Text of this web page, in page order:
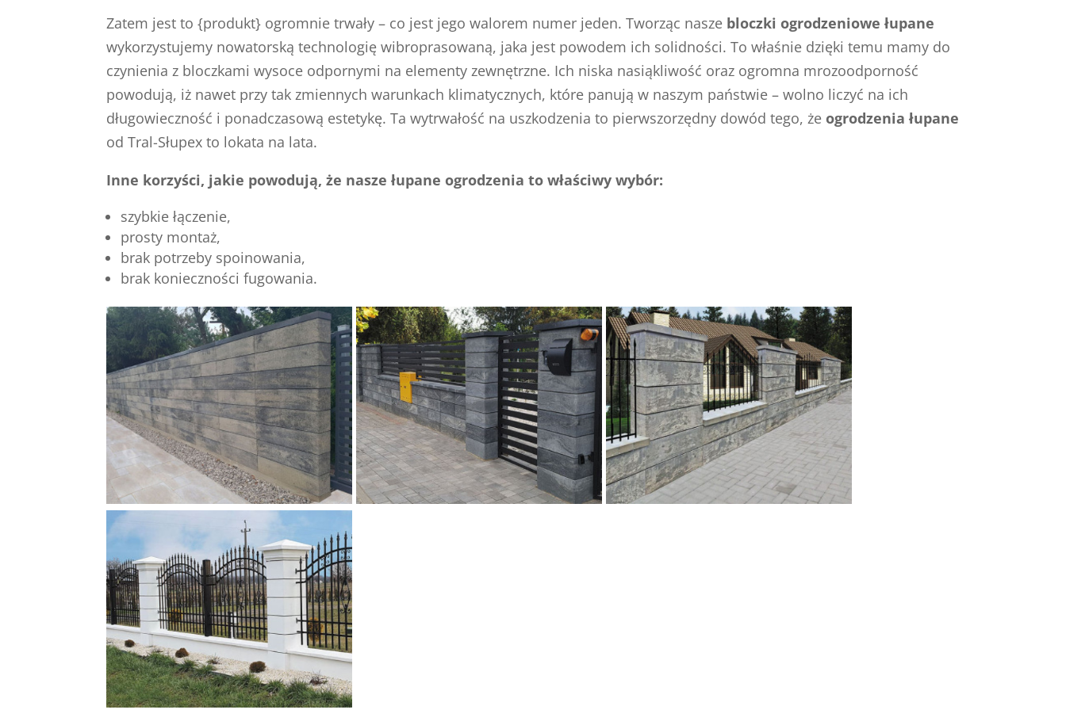
Zatem jest to {produkt} ogromnie trwały – co jest jego walorem numer jeden. Tworząc nasze bloczki ogrodzeniowe łupane
wykorzystujemy nowatorską technologię wibroprasowaną, jaka jest powodem ich solidności. To właśnie dzięki temu mamy do
czynienia z bloczkami wysoce odpornymi na elementy zewnętrzne. Ich niska nasiąkliwość oraz ogromna mrozoodporność
powodują, iż nawet przy tak zmiennych warunkach klimatycznych, które panują w naszym państwie – wolno liczyć na ich
długowieczność i ponadczasową estetykę. Ta wytrwałość na uszkodzenia to pierwszorzędny dowód tego, że ogrodzenia łupane
od Tral-Słupex to lokata na lata.
Inne korzyści, jakie powodują, że nasze łupane ogrodzenia to właściwy wybór:
szybkie łączenie,
prosty montaż,
brak potrzeby spoinowania,
brak konieczności fugowania.